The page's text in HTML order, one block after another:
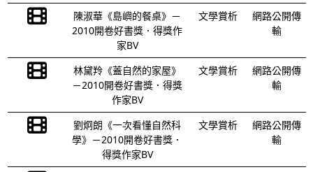
陳淑華《島嶼的餐桌》－
2010開卷好書獎．得獎作
家BV
文學賞析
網路公開傳
輸
林黛羚《蓋自然的家屋》
－2010開卷好書獎．得獎
作家BV
文學賞析
網路公開傳
輸
劉炯朗《一次看懂自然科
學》－2010開卷好書獎．
得獎作家BV
文學賞析
網路公開傳
輸